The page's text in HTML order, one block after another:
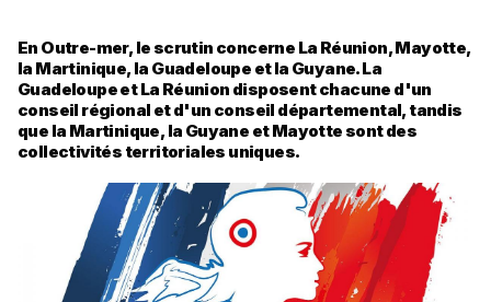
En Outre-mer, le scrutin concerne La Réunion, Mayotte,
la Martinique, la Guadeloupe et la Guyane. La
Guadeloupe et La Réunion disposent chacune d'un
conseil régional et d'un conseil départemental, tandis
que la Martinique, la Guyane et Mayotte sont des
collectivités territoriales uniques.